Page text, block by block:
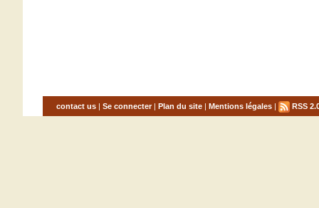
contact us| Se connecter| Plan du site| Mentions légales| RSS